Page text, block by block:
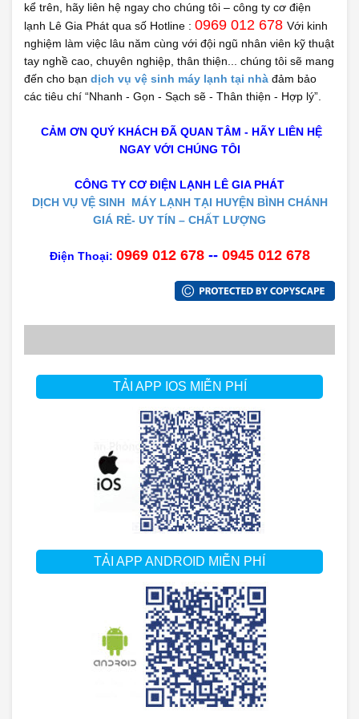
kể trên, hãy liên hệ ngay cho chúng tôi – công ty cơ điện
lạnh Lê Gia Phát qua số Hotline : 0969 012 678 Với kinh
nghiệm làm việc lâu năm cùng với đội ngũ nhân viên kỹ thuật
tay nghề cao, chuyên nghiệp, thân thiện... chúng tôi sẽ mang
đến cho bạn dịch vụ vệ sinh máy lạnh tại nhà đảm bảo
các tiêu chí “Nhanh - Gọn - Sạch sẽ - Thân thiện - Hợp lý”.
CẢM ƠN QUÝ KHÁCH ĐÃ QUAN TÂM - HÃY LIÊN HỆ
NGAY VỚI CHÚNG TÔI
CÔNG TY CƠ ĐIỆN LẠNH LÊ GIA PHÁT
DỊCH VỤ VỆ SINH MÁY LẠNH TẠI HUYỆN BÌNH CHÁNH
GIÁ RẺ- UY TÍN – CHẤT LƯỢNG
Điện Thoại: 0969 012 678 -- 0945 012 678
TẢI APP IOS MIỄN PHÍ
TẢI APP ANDROID MIỄN PHÍ